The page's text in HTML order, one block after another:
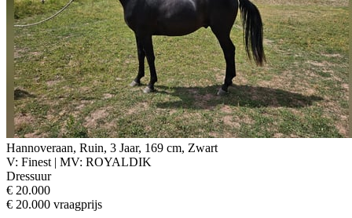
Hannoveraan, Ruin, 3 Jaar, 169 cm, Zwart
V: Finest | MV: ROYALDIK
Dressuur
€ 20.000
€ 20.000 vraagprijs